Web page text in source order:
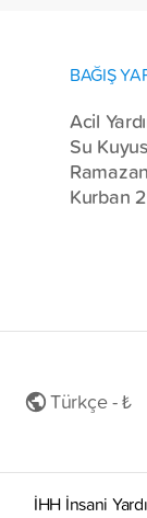
BAĞIŞ
Acil
Su
Kurban
Türkçe - ₺
İHH İnsani